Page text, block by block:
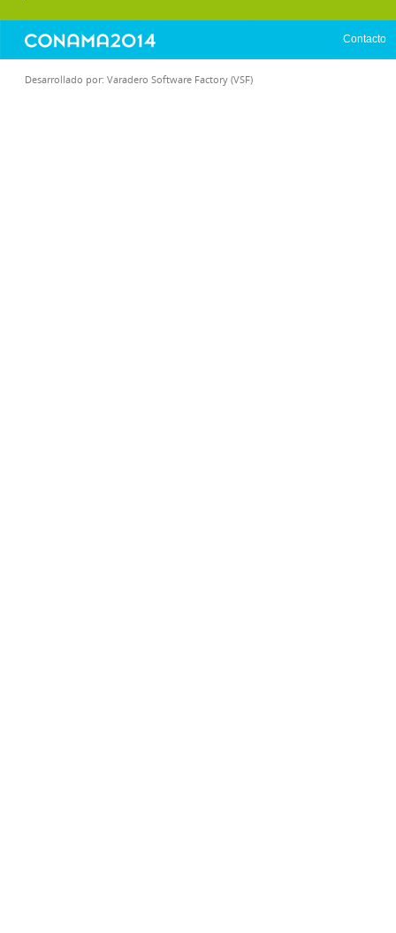
Contacto
Desarrollado por: Varadero Software Factory (VSF)